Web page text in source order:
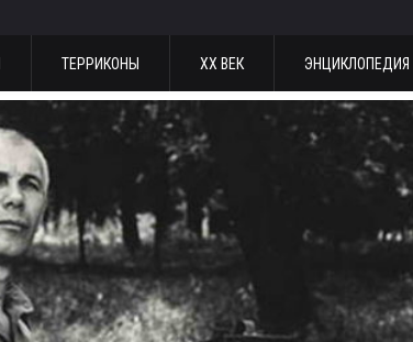
ТЕРРИКОНЫ ХХ ВЕК ЭНЦИКЛОПЕДИЯ